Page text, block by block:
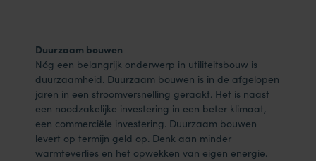
Duurzaam bouwen
Nóg een belangrijk onderwerp in utiliteitsbouw is
duurzaamheid. Duurzaam bouwen is in de afgelopen
jaren in een stroomversnelling geraakt. Het is naast
een noodzakelijke investering in een beter klimaat,
een commerciële investering. Duurzaam bouwen
levert op termijn geld op. Denk aan minder
warmteverlies en het opwekken van eigen energie.